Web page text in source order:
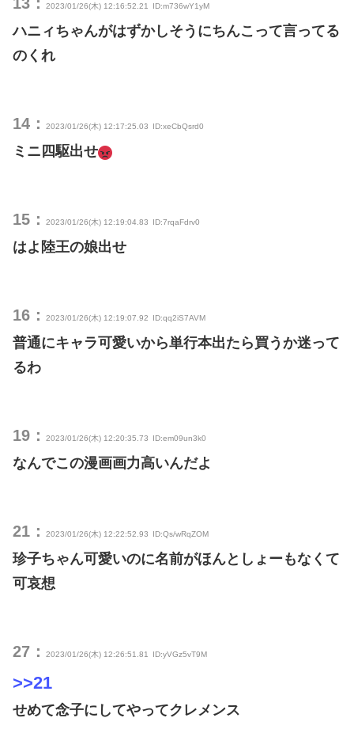
13： 2023/01/26(木) 12:16:52.21 ID:m736wY1yM
ハニィちゃんがはずかしそうにちんこって言ってる
のくれ
14： 2023/01/26(木) 12:17:25.03 ID:xeCbQsrd0
ミニ四駆出せ
15： 2023/01/26(木) 12:19:04.83 ID:7rqaFdrv0
はよ陸王の娘出せ
16： 2023/01/26(木) 12:19:07.92 ID:qq2iS7AVM
普通にキャラ可愛いから単行本出たら買うか迷って
るわ
19： 2023/01/26(木) 12:20:35.73 ID:em09un3k0
なんでこの漫画画力高いんだよ
21： 2023/01/26(木) 12:22:52.93 ID:Qs/wRqZOM
珍子ちゃん可愛いのに名前がほんとしょーもなくて
可哀想
27： 2023/01/26(木) 12:26:51.81 ID:yVGz5vT9M
>>21
せめて念子にしてやってクレメンス